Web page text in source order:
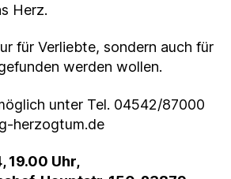
Herz.
für Verliebte, sondern auch für
werden wollen.
unter Tel. 04542/87000
herzogtum.de
19.00 Uhr,